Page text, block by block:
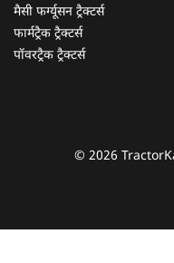
मैसी फर्ग्यूसन ट्रैक्टर्स
फार्मट्रैक ट्रैक्टर्स
पॉवरट्रैक ट्रैक्टर्स
© 2026